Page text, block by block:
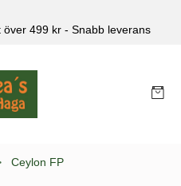
499 kr - Snabb leverans
Ceylon FP